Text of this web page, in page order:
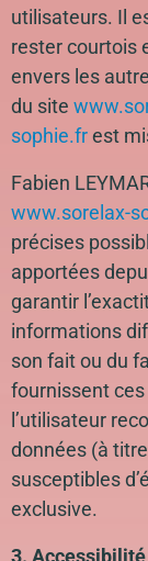
utilisateurs. Il
rester courtois
envers les
du site
sophie.frest
Fabien
www.sorelax-
précises
apportées
garantir
informations
son fait ou du
fournissent
l’utilisateur
données (à
susceptibles
exclusive.
3. Accessibilité